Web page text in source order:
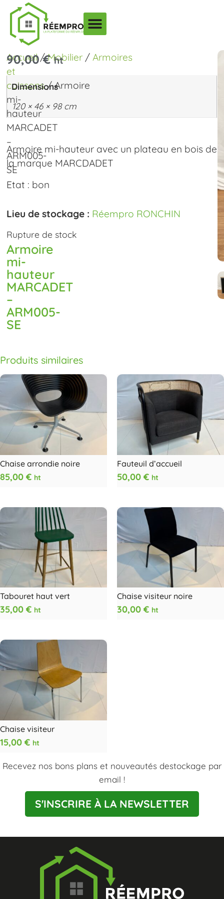
Accueil/Mobilier /Armoires
et
caissons/ Armoire
mi-
hauteur
MARCADET
–
ARM005-
SE
Armoire
mi-
hauteur
MARCADET
–
ARM005-
SE
90,00€ ht
Dimensions
120 × 46 × 98 cm
Armoire mi-hauteur avec un plateau en bois de
la marque MARCDADET
Etat : bon
Lieu de stockage : Réempro RONCHIN
Rupture de stock
Produits similaires
Chaise arrondie noire
85,00 € ht
Fauteuil d’accueil
50,00 € ht
Tabouret haut vert
35,00 € ht
Chaise visiteur noire
30,00 € ht
Chaise visiteur
15,00 € ht
Recevez nos bons plans et nouveautés destockage par
email !
S'INSCRIRE À LA NEWSLETTER